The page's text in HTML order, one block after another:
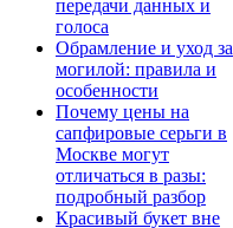
передачи данных и
голоса
Обрамление и уход за
могилой: правила и
особенности
Почему цены на
сапфировые серьги в
Москве могут
отличаться в разы:
подробный разбор
Красивый букет вне